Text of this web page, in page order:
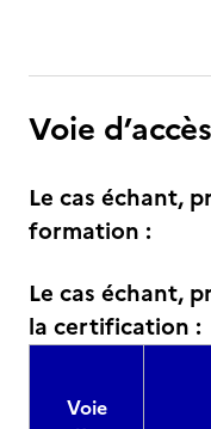
Voie d’accès
Le cas échant,
formation :
Le cas échant,
la certification :
Voie